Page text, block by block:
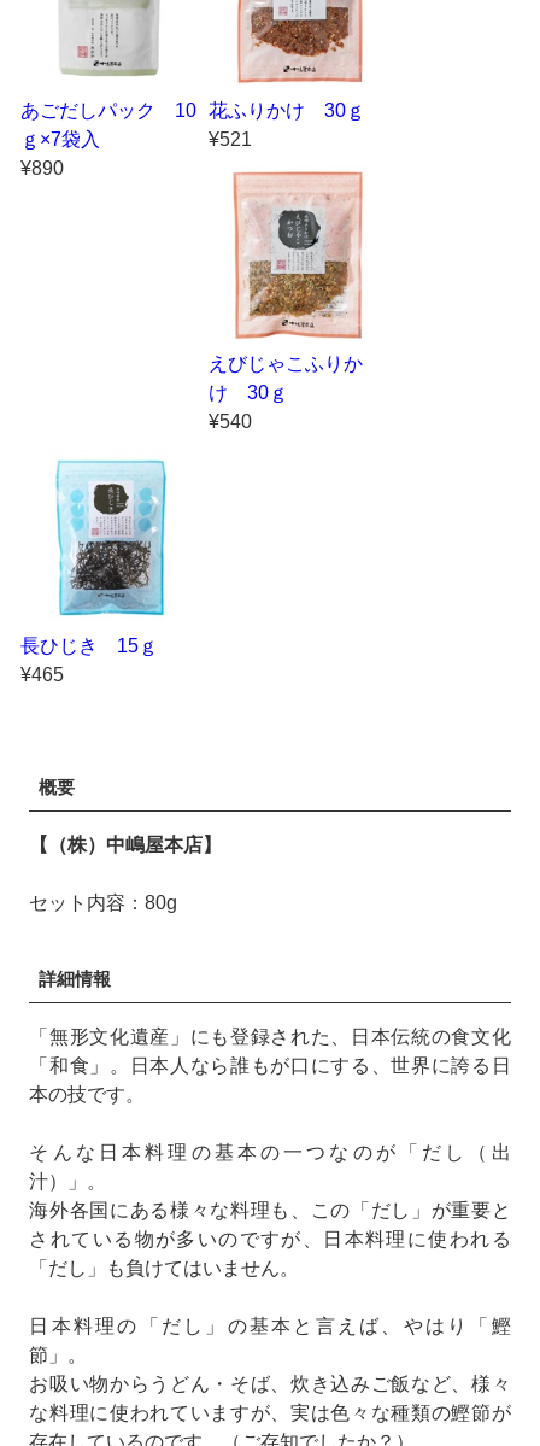
あごだしパック 10
ｇ×7袋入
¥890
花ふりかけ 30ｇ
¥521
えびじゃこふりか
け 30ｇ
¥540
長ひじき 15ｇ
¥465
概要
【（株）中嶋屋本店】
セット内容：80g
詳細情報
「無形文化遺産」にも登録された、日本伝統の食文化
「和食」。日本人なら誰もが口にする、世界に誇る日
本の技です。
そんな日本料理の基本の一つなのが「だし（出
汁）」。
海外各国にある様々な料理も、この「だし」が重要と
されている物が多いのですが、日本料理に使われる
「だし」も負けてはいません。
日本料理の「だし」の基本と言えば、やはり「鰹
節」。
お吸い物からうどん・そば、炊き込みご飯など、様々
な料理に使われていますが、実は色々な種類の鰹節が
存在しているのです。（ご存知でしたか？）